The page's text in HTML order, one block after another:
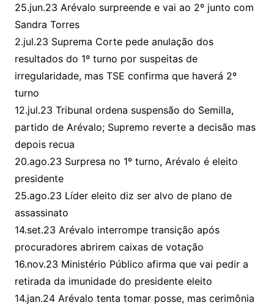
25.jun.23 Arévalo surpreende e vai ao 2º junto com
Sandra Torres
2.jul.23 Suprema Corte pede anulação dos
resultados do 1º turno por suspeitas de
irregularidade, mas TSE confirma que haverá 2º
turno
12.jul.23 Tribunal ordena suspensão do Semilla,
partido de Arévalo; Supremo reverte a decisão mas
depois recua
20.ago.23 Surpresa no 1º turno, Arévalo é eleito
presidente
25.ago.23 Líder eleito diz ser alvo de plano de
assassinato
14.set.23 Arévalo interrompe transição após
procuradores abrirem caixas de votação
16.nov.23 Ministério Público afirma que vai pedir a
retirada da imunidade do presidente eleito
14.jan.24 Arévalo tenta tomar posse, mas cerimônia